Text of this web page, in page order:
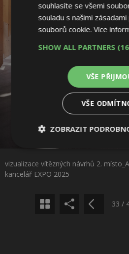
vizualizace vítězných návrhů 2.
kancelář EXPO 2025
Sdílet na
33 /
souhlasíte se všemi
souladu s našimi zásadami
souborů cookie.Více
SHOW ALL PARTNERS
VŠE
VŠE
ZOBRAZIT
Nezbytně
soubory
Funkční soubory